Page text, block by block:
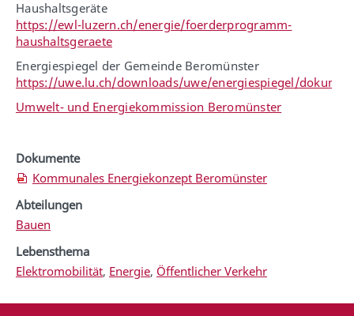
Haushaltsgeräte
https://ewl-luzern.ch/energie/foerderprogramm-
haushaltsgeraete
Energiespiegel der Gemeinde Beromünster
https://uwe.lu.ch/downloads/uwe/energiespiegel/
Umwelt- und Energiekommission Beromünster
Dokumente
Kommunales Energiekonzept Beromünster
Abteilungen
Bauen
Lebensthema
Elektromobilität, Energie, Öffentlicher Verkehr